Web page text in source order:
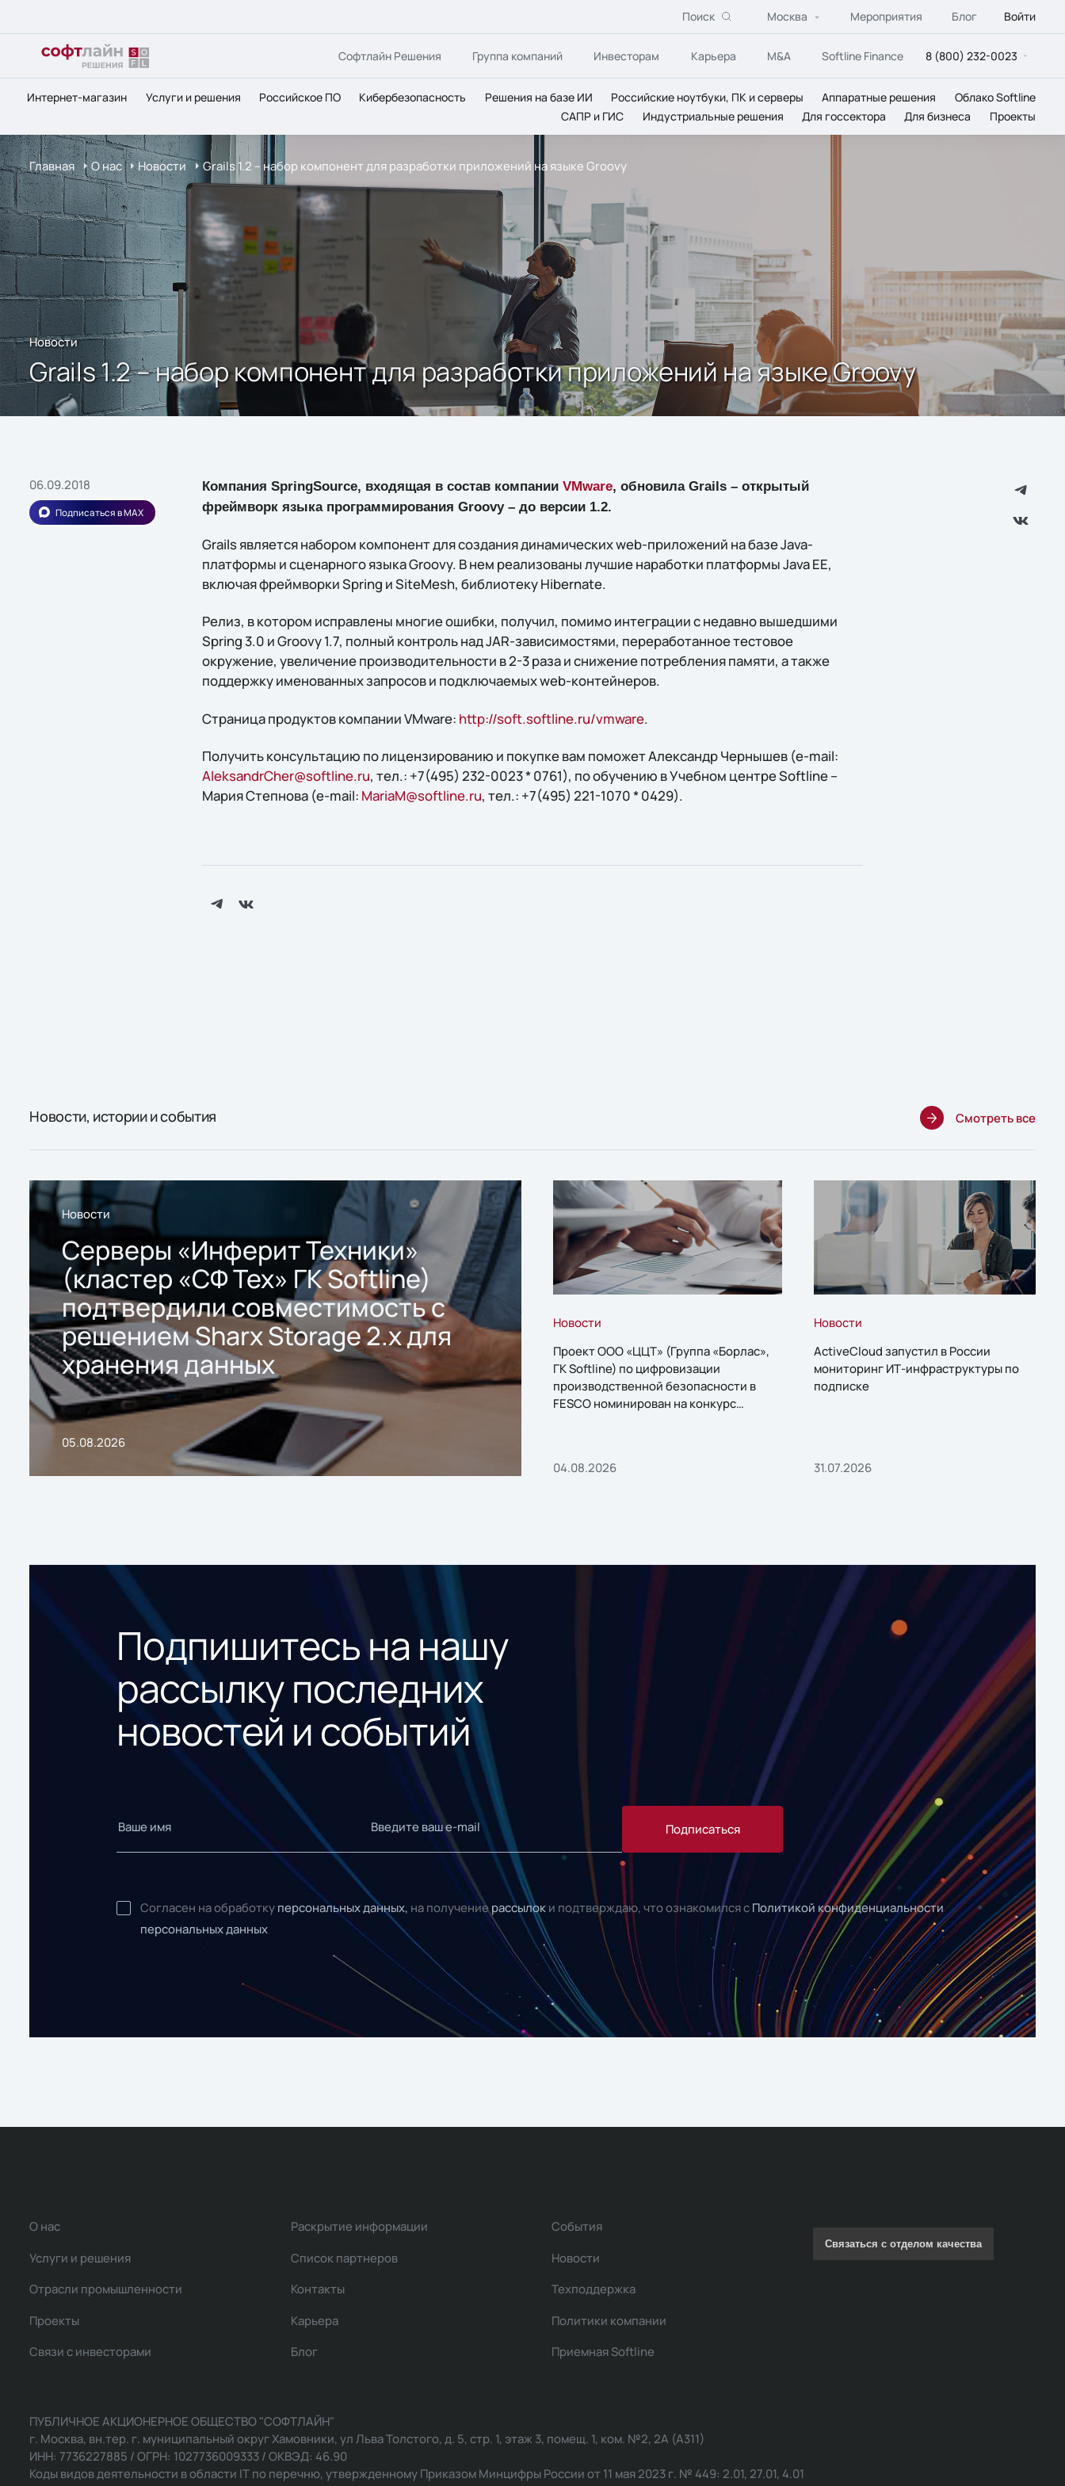
Поиск Москва Мероприятия Блог Войти
Софтлайн Решения Группа компаний Инвесторам Карьера M&A Softline Finance 8 (800) 232-0023
Интернет-магазин Услуги и решения Российское ПО Кибербезопасность Решения на базе ИИ Российские ноутбуки, ПК и серверы Аппаратные решения
Облако Softline
САПР и ГИС
Индустриальные решения Для госсектора Для бизнеса Проекты
Главная О нас Новости Grails 1.2 – набор компонент для разработки приложений на языке Groovy
Новости
Grails 1.2 – набор компонент для разработки приложений на языке Groovy
06.09.2018
Подписаться в MAX
Компания SpringSource, входящая в состав компании VMware, обновила Grails – открытый
фреймворк языка программирования Groovy – до версии 1.2.
Grails является набором компонент для создания динамических web-приложений на базе Java-
платформы и сценарного языка Groovy. В нем реализованы лучшие наработки платформы Java EE,
включая фреймворки Spring и SiteMesh, библиотеку Hibernate.
Релиз, в котором исправлены многие ошибки, получил, помимо интеграции с недавно вышедшими
Spring 3.0 и Groovy 1.7, полный контроль над JAR-зависимостями, переработанное тестовое
окружение, увеличение производительности в 2-3 раза и снижение потребления памяти, а также
поддержку именованных запросов и подключаемых web-контейнеров.
Страница продуктов компании VMware: http://soft.softline.ru/vmware.
Получить конcультацию по лицензированию и покупке вам поможет Александр Чернышев (e-mail:
AleksandrCher@softline.ru, тел.: +7(495) 232-0023 * 0761), по обучению в Учебном центре Softline –
Мария Степнова (e-mail: MariaM@softline.ru, тел.: +7(495) 221-1070 * 0429).
Новости, истории и события Смотреть все
Новости
Серверы «Инферит Техники»
(кластер «СФ Тех» ГК Softline)
подтвердили совместимость с
решением Sharx Storage 2.x для
хранения данных
05.08.2026
Новости
Проект ООО «ЦЦТ» (Группа «Борлас»,
ГК Softline) по цифровизации
производственной безопасности в
FESCO номинирован на конкурс
04.08.2026
Новости
ActiveCloud запустил в России
мониторинг ИТ-инфраструктуры по
подписке
31.07.2026
Подпишитесь на нашу
рассылку последних
новостей и событий
Подписаться
Согласен на обработку персональных данных, на получениерассылок и подтверждаю, что ознакомился с Политикой конфиденциальности
персональных данных
О нас
Услуги и решения
Отрасли промышленности
Проекты
Связи с инвесторами
Раскрытие информации
Список партнеров
Контакты
Карьера
Блог
События
Новости
Техподдержка
Политики компании
Приемная Softline
Связаться с отделом качества
ПУБЛИЧНОЕ АКЦИОНЕРНОЕ ОБЩЕСТВО "СОФТЛАЙН"
г. Москва, вн.тер. г. муниципальный округ Хамовники, ул Льва Толстого, д. 5, стр. 1, этаж 3, помещ. 1, ком. №2, 2А (А311)
ИНН: 7736227885 / ОГРН: 1027736009333 / ОКВЭД: 46.90
Коды видов деятельности в области IT по перечню, утвержденному Приказом Минцифры России от 11 мая 2023 г. № 449: 2.01, 27.01, 4.01